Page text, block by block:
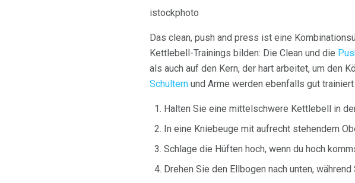
istockphoto
Das clean, push and press ist eine
Kettlebell-Trainings bilden: Die Clean und die
als auch auf den Kern, der hart arbeitet, um den
Schultern und Arme werden ebenfalls gut trainiert
Halten Sie eine mittelschwere Kettlebell in
In eine Kniebeuge mit aufrecht stehendem
Schlage die Hüften hoch, wenn du hoch
Drehen Sie den Ellbogen nach unten,